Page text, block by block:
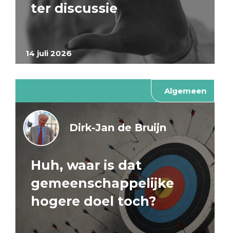
14 juli 2026
ter discussie
Algemeen
Dirk-Jan de Bruijn
Huh, waar is dat
gemeenschappelijke
hogere doel toch?